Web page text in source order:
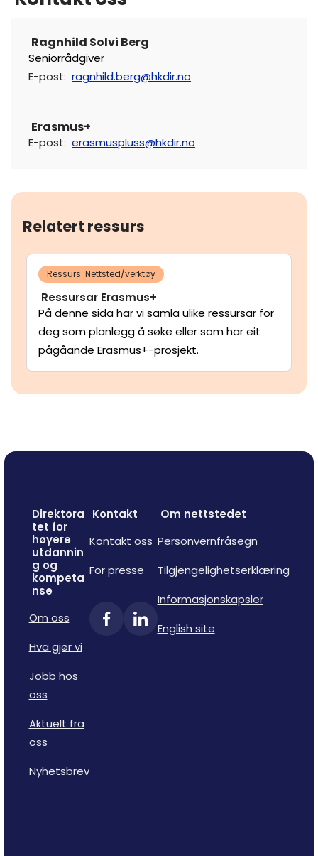
Ragnhild Solvi Berg
Seniorrådgiver
E-post: ragnhild.berg@hkdir.no
Erasmus+
E-post: erasmuspluss@hkdir.no
Relatert ressurs
Ressurs: Nettsted/verktøy
Ressursar Erasmus+
På denne sida har vi samla ulike ressursar for
deg som planlegg å søke eller som har eit
pågåande Erasmus+-prosjekt.
Direktora
tet for
høyere
utdannin
g og
kompeta
nse
Om oss
Hva gjør vi
Jobb hos
oss
Aktuelt fra
oss
Nyhetsbrev
Kontakt
Kontakt oss
For presse
Om nettstedet
Personvernfråsegn
Tilgjengelighetserklæring
Informasjonskapsler
English site